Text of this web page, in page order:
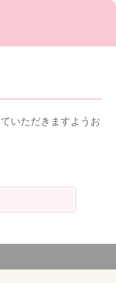
いただきますようお